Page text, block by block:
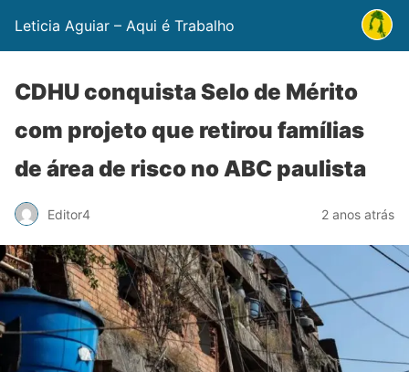
Leticia Aguiar – Aqui é Trabalho
CDHU conquista Selo de Mérito
com projeto que retirou famílias
de área de risco no ABC paulista
Editor4 2 anos atrás